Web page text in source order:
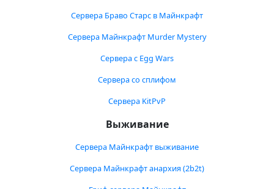
Сервера Браво Старс в Майнкрафт
Сервера Майнкрафт Murder Mystery
Сервера с Egg Wars
Сервера со сплифом
Сервера KitPvP
Выживание
Сервера Майнкрафт выживание
Сервера Майнкрафт анархия (2b2t)